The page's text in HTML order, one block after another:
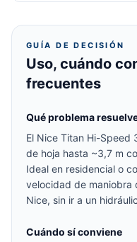
GUÍA DE DECISIÓN
Uso, cuándo
frecuentes
Qué problema
El Nice Titan Hi-Speed
de hoja hasta ~3,7 m
Ideal en residencial o
velocidad de maniobra
Nice, sin ir a un
Cuándo sí conviene